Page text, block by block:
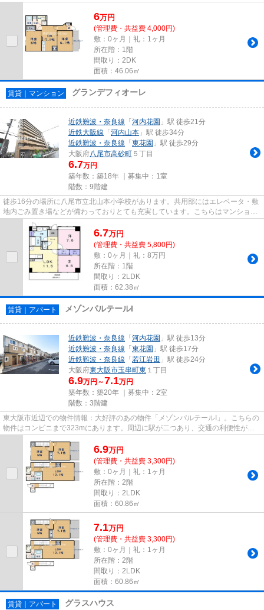
を見つめることは視力回復...
6万円
(管理費・共益費 4,000円)
敷：0ヶ月｜礼：1ヶ月
所在階：1階
間取り：2DK
面積：46.06㎡
賃貸｜マンション グランデフィオーレ
近鉄難波・奈良線 「河内花園 」駅 徒歩21分
近鉄大阪線 「河内山本 」駅 徒歩34分
近鉄難波・奈良線 「東花園 」駅 徒歩29分
大阪府八尾市高砂町 ５丁目
6.7万円
築年数：築18年 ｜募集中： 1室
階数：9階建
徒歩16分の場所に八尾市立北山本小学校があります。共用部にはエレベータ・敷
地内ごみ置き場などが備わっておりとても充実しています。こちらはマンション
タイプになります。周辺に駅...
6.7万円
(管理費・共益費 5,800円)
敷：0ヶ月｜礼：8万円
所在階：1階
間取り：2LDK
面積：62.38㎡
賃貸｜アパート メゾンパルテールI
近鉄難波・奈良線 「河内花園 」駅 徒歩13分
近鉄難波・奈良線 「東花園 」駅 徒歩17分
近鉄難波・奈良線 「若江岩田 」駅 徒歩24分
大阪府東大阪市玉串町東 １丁目
6.9万円～7.1万円
築年数：築20年 ｜募集中： 2室
階数：3階建
東大阪市近辺での物件情報：大好評のあの物件「メゾンパルテールI」。こちらの
物件はコンビニまで323mにあります。周辺に駅が二つあり、交通の利便性が高
いです。こちらの物件はアパー...
6.9万円
(管理費・共益費 3,300円)
敷：0ヶ月｜礼：1ヶ月
所在階：2階
間取り：2LDK
面積：60.86㎡
7.1万円
(管理費・共益費 3,300円)
敷：0ヶ月｜礼：1ヶ月
所在階：2階
間取り：2LDK
面積：60.86㎡
賃貸｜アパート グラスハウス